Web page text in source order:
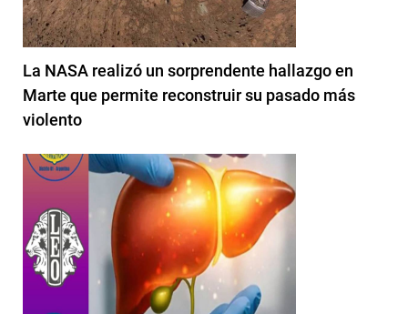
La NASA realizó un sorprendente hallazgo en
Marte que permite reconstruir su pasado más
violento